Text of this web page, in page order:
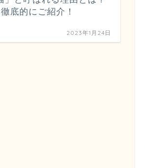
底的にご紹介！
2023年1月24日